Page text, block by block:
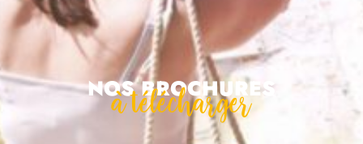
Nos brochures
à télécharger